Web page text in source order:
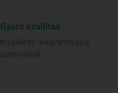
Gyors szállítás